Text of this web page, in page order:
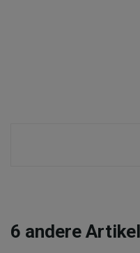
6 andere